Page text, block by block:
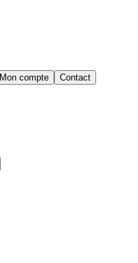
Mon compte
Contact